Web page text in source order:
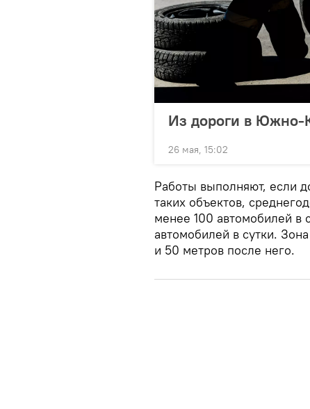
Из дороги в Южно-
26 мая, 15:02
Работы выполняют, если
таких объектов,
менее 100 автомобилей в
автомобилей в сутки.
и 50 метров после него.